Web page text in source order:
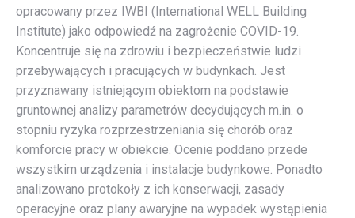
opracowany przez IWBI (International WELL Building
Institute) jako odpowiedź na zagrożenie COVID-19.
Koncentruje się na zdrowiu i bezpieczeństwie ludzi
przebywających i pracujących w budynkach. Jest
przyznawany istniejącym obiektom na podstawie
gruntownej analizy parametrów decydujących m.in. o
stopniu ryzyka rozprzestrzeniania się chorób oraz
komforcie pracy w obiekcie. Ocenie poddano przede
wszystkim urządzenia i instalacje budynkowe. Ponadto
analizowano protokoły z ich konserwacji, zasady
operacyjne oraz plany awaryjne na wypadek wystąpienia